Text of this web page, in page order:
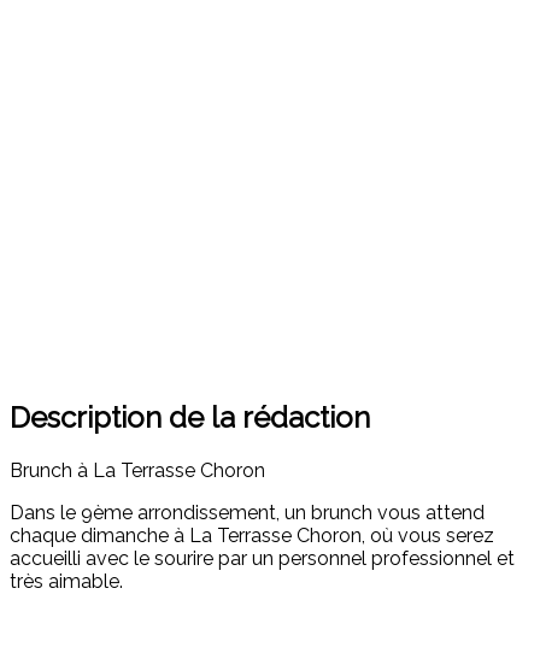
Description de la rédaction
Brunch à La Terrasse Choron
Dans le 9ème arrondissement, un brunch vous attend
chaque dimanche à La Terrasse Choron, où vous serez
accueilli avec le sourire par un personnel professionnel et
très aimable.